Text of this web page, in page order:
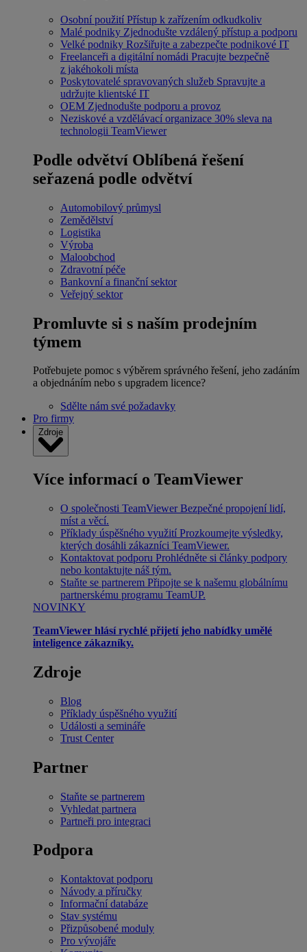
Osobní použití Přístup k zařízením odkudkoliv
Malé podniky Zjednodušte vzdálený přístup a podporu
Velké podniky Rozšiřujte a zabezpečte podnikové IT
Freelanceři a digitální nomádi Pracujte bezpečně
z jakéhokoli místa
Poskytovatelé spravovaných služeb Spravujte a
udržujte klientské IT
OEM Zjednodušte podporu a provoz
Neziskové a vzdělávací organizace 30% sleva na
technologii TeamViewer
Podle odvětví Oblíbená řešení
seřazená podle odvětví
Automobilový průmysl
Zemědělství
Logistika
Výroba
Maloobchod
Zdravotní péče
Bankovní a finanční sektor
Veřejný sektor
Promluvte si s naším prodejním
týmem
Potřebujete pomoc s výběrem správného řešení, jeho zadáním
a objednáním nebo s upgradem licence?
Sdělte nám své požadavky
Pro firmy
Zdroje
Více informací o TeamViewer
O společnosti TeamViewer Bezpečné propojení lidí,
míst a věcí.
Příklady úspěšného využití Prozkoumejte výsledky,
kterých dosáhli zákazníci TeamViewer.
Kontaktovat podporu Prohlédněte si články podpory
nebo kontaktujte náš tým.
Staňte se partnerem Připojte se k našemu globálnímu
partnerskému programu TeamUP.
NOVINKY
TeamViewer hlásí rychlé přijetí jeho nabídky umělé
inteligence zákazníky.
Zdroje
Blog
Příklady úspěšného využití
Události a semináře
Trust Center
Partner
Staňte se partnerem
Vyhledat partnera
Partneři pro integraci
Podpora
Kontaktovat podporu
Návody a příručky
Informační databáze
Stav systému
Přizpůsobené moduly
Pro vývojáře